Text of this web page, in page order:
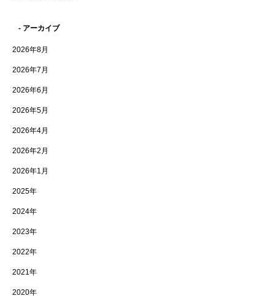
- アーカイブ
2026年8月
2026年7月
2026年6月
2026年5月
2026年4月
2026年2月
2026年1月
2025年
2024年
2023年
2022年
2021年
2020年